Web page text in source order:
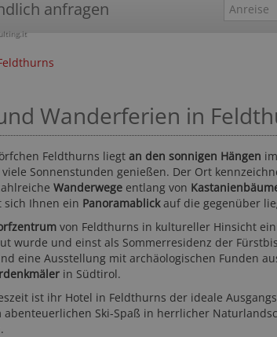
anfragen
Wanderferien in
Feldthurns liegt an den sonnigen Hängen im
Sonnenstunden genießen. Der Ort
Wanderwege entlang von
sich Ihnen ein Panoramablickauf die gegenüber
von Feldthurns in kultureller Hinsicht
wurde und einst als Sommerresidenz der
eine Ausstellung mit archäologischen Funden
in Südtirol.
ist ihr Hotel in Feldthurns der ideale
abenteuerlichen Ski-Spaß in herrlicher